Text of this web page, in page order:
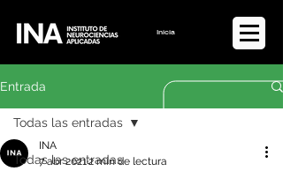
Iniciar sesión
Entrada
Todas las entradas
Todas las entradas
INA
7 abr 20212 min de lectura